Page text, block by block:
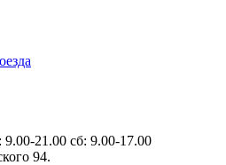
21.00 сб: 9.00-17.00
94.